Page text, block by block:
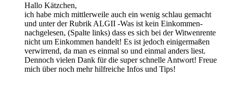
Hallo Kätzchen,
ich habe mich mittlerweile auch ein wenig schlau gemacht
und unter der Rubrik ALGII -Was ist kein Einkommen-
nachgelesen, (Spalte links) dass es sich bei der Witwenrente
nicht um Einkommen handelt! Es ist jedoch einigermaßen
verwirrend, da man es einmal so und einmal anders liest.
Dennoch vielen Dank für die super schnelle Antwort! Freue
mich über noch mehr hilfreiche Infos und Tips!